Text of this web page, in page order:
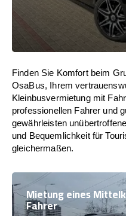
Finden Sie Komfort beim
OsaBus, Ihrem
Kleinbusvermietung mit
professionellen Fahrer und
gewährleisten
und Bequemlichkeit für
gleichermaßen.
Mietung eines
Fahrer